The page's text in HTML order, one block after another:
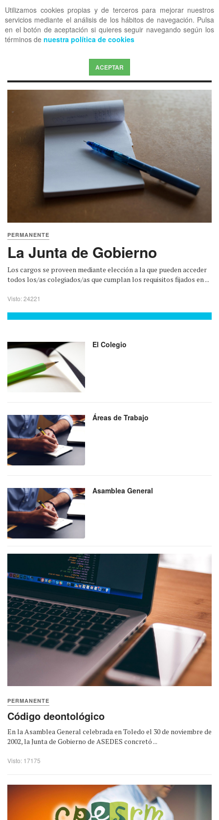
Utilizamos cookies propias y de terceros para mejorar nuestros
servicios mediante el análisis de los hábitos de navegación. Pulsa
en el botón de aceptación si quieres seguir navegando según los
términos de nuestra política de cookies
ACEPTAR
OFF CANVAS
PERMANENTE
La Junta de Gobierno
Los cargos se proveen mediante elección a la que pueden acceder
todos los/as colegiados/as que cumplan los requisitos fijados en ...
Visto: 24221
El Colegio
Áreas de Trabajo
Asamblea General
PERMANENTE
Código deontológico
En la Asamblea General celebrada en Toledo el 30 de noviembre de
2002, la Junta de Gobierno de ASEDES concretó ...
Visto: 17175